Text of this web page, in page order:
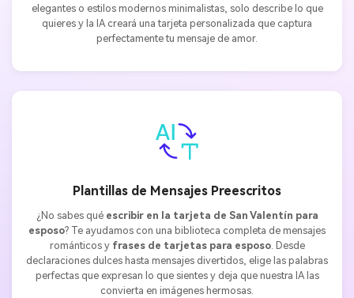
elegantes o estilos modernos minimalistas, solo describe lo que
quieres y la IA creará una tarjeta personalizada que captura
perfectamente tu mensaje de amor.
Plantillas de Mensajes Preescritos
¿No sabes qué escribir en la tarjeta de San Valentín para
esposo? Te ayudamos con una biblioteca completa de mensajes
románticos y frases de tarjetas para esposo. Desde
declaraciones dulces hasta mensajes divertidos, elige las palabras
perfectas que expresan lo que sientes y deja que nuestra IA las
convierta en imágenes hermosas.